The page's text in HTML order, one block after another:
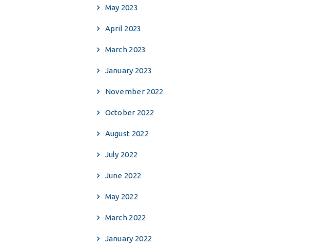
May 2023
April 2023
March 2023
January 2023
November 2022
October 2022
August 2022
July 2022
June 2022
May 2022
March 2022
January 2022